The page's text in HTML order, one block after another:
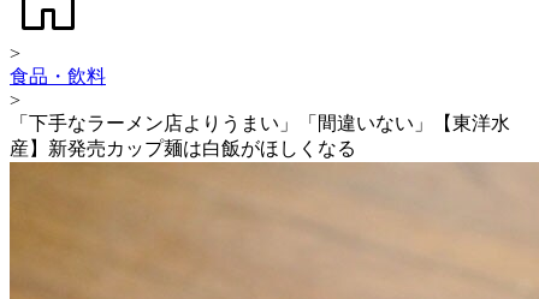
>
食品・飲料
>
「下手なラーメン店よりうまい」「間違いない」【東洋水
産】新発売カップ麺は白飯がほしくなる